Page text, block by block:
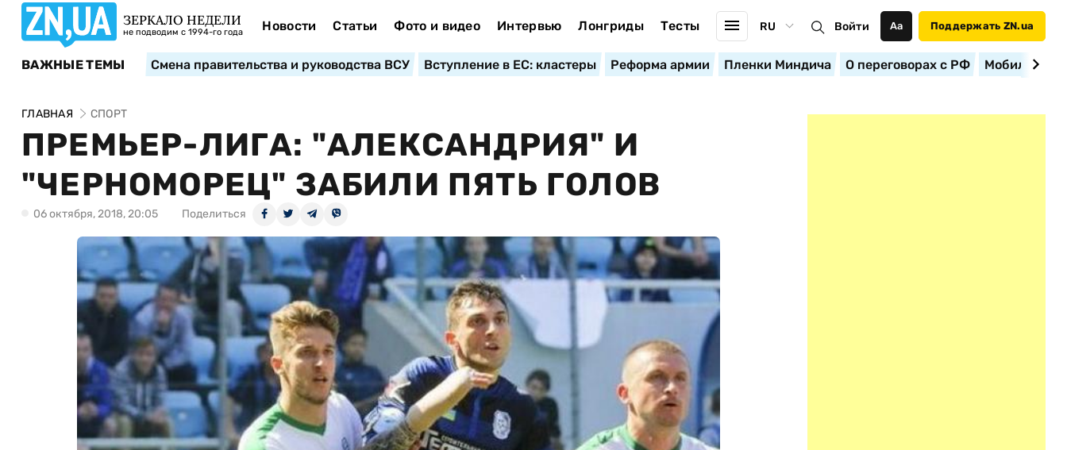
ЗЕРКАЛО НЕДЕЛИ
не подводим с 1994-го года Новости Статьи Фото и видео Интервью Лонгриды Тесты RU Войти Аа Поддержать ZN.ua
ВАЖНЫЕ ТЕМЫ Смена правительства и руководства ВСУ Вступление в ЕС: кластеры Реформа армии Пленки Миндича О переговорах с РФ
ГЛАВНАЯ СПОРТ
ПРЕМЬЕР-ЛИГА: "АЛЕКСАНДРИЯ" И
"ЧЕРНОМОРЕЦ" ЗАБИЛИ ПЯТЬ ГОЛОВ
06 октября, 2018, 20:05 Поделиться